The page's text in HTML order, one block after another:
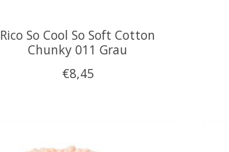
Rico So Cool So Soft Cotton
Chunky 011 Grau
€8,45